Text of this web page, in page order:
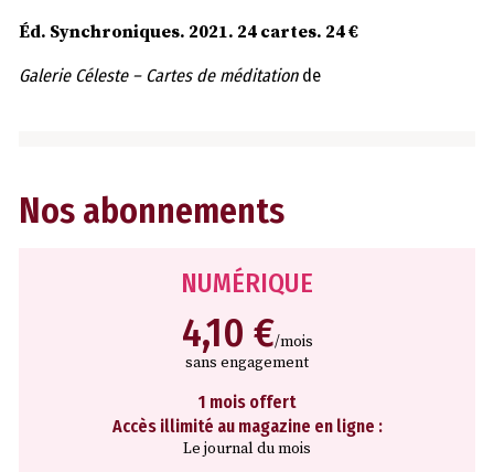
Éd. Synchroniques. 2021. 24 cartes. 24 €
Galerie Céleste – Cartes de méditationde
Nos abonnements
NUMÉRIQUE
4,10 €/mois
sans engagement
1 mois offert
Accès illimité au magazine en ligne :
Le journal du mois